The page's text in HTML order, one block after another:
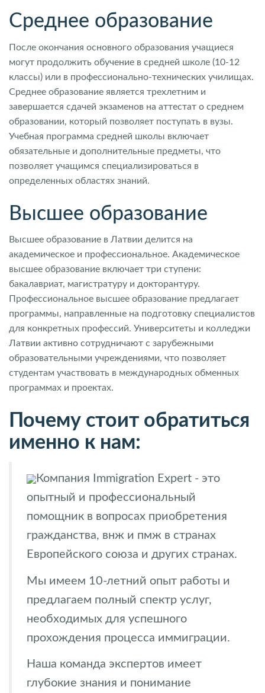
Среднее образование
После окончания основного образования учащиеся
могут продолжить обучение в средней школе (10-12
классы) или в профессионально-технических училищах.
Среднее образование является трехлетним и
завершается сдачей экзаменов на аттестат о среднем
образовании, который позволяет поступать в вузы.
Учебная программа средней школы включает
обязательные и дополнительные предметы, что
позволяет учащимся специализироваться в
определенных областях знаний.
Высшее образование
Высшее образование в Латвии делится на
академическое и профессиональное. Академическое
высшее образование включает три ступени:
бакалавриат, магистратуру и докторантуру.
Профессиональное высшее образование предлагает
программы, направленные на подготовку специалистов
для конкретных профессий. Университеты и колледжи
Латвии активно сотрудничают с зарубежными
образовательными учреждениями, что позволяет
студентам участвовать в международных обменных
программах и проектах.
Почему стоит обратиться
именно к нам:
Компания Immigration Expert - это
опытный и профессиональный
помощник в вопросах приобретения
гражданства, внж и пмж в странах
Европейского союза и других странах.
Мы имеем 10-летний опыт работы и
предлагаем полный спектр услуг,
необходимых для успешного
прохождения процесса иммиграции.
Наша команда экспертов имеет
глубокие знания и понимание